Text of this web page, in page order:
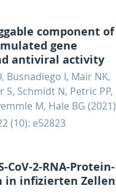
component of
gene
antiviral activity
Busnadiego I, Mair NK,
S, Schmidt N, Petric PP,
M, Hale BG (2021)
(10): e52823
CoV-2-RNA-Protein-
in infizierten Zellen